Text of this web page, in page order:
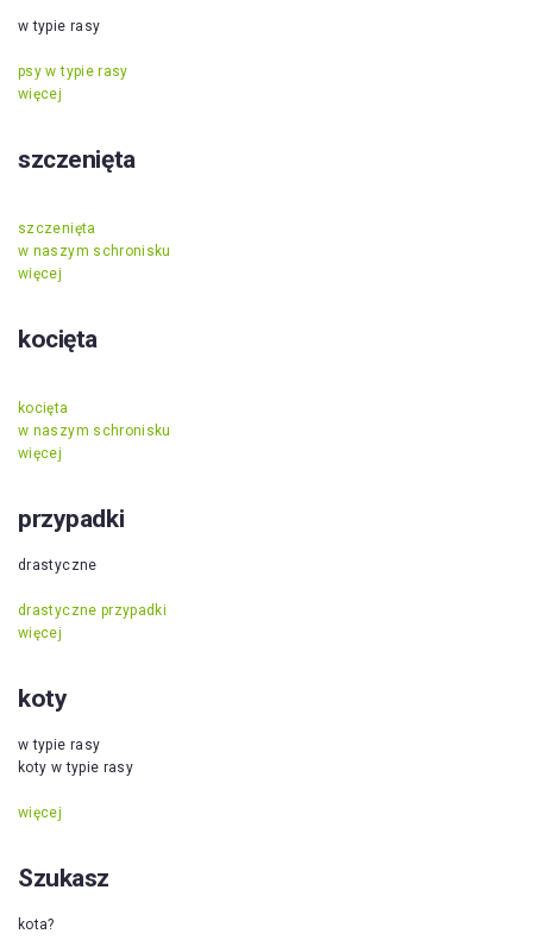
w typie rasy
psy w typie rasy
więcej
szczenięta
szczenięta
w naszym schronisku
więcej
kocięta
kocięta
w naszym schronisku
więcej
przypadki
drastyczne
drastyczne przypadki
więcej
koty
w typie rasy
koty w typie rasy
więcej
Szukasz
kota?